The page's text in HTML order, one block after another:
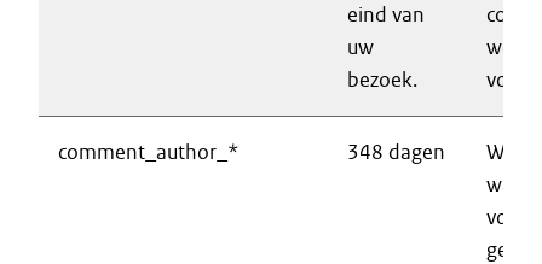
eind van
uw
bezoek.
comment_author_* 348 dagen
voor